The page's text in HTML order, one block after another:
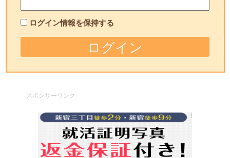
ログイン情報を保持する
スポンサーリンク